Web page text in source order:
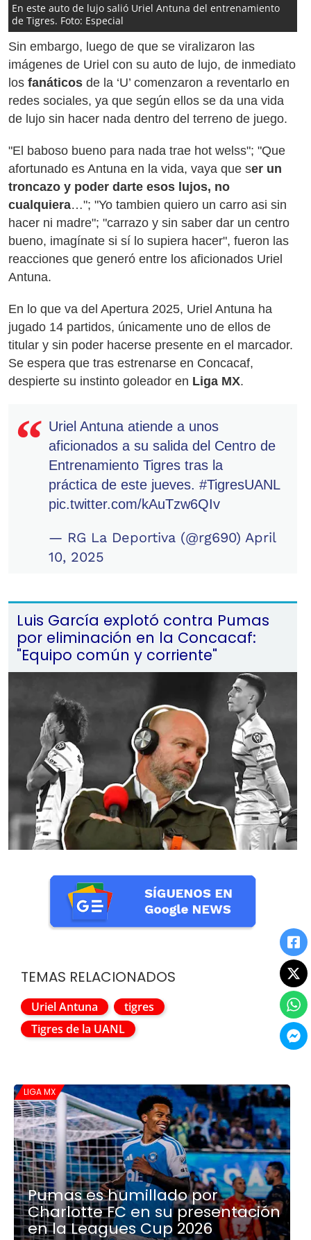
En este auto de lujo salió Uriel Antuna del entrenamiento
de Tigres. Foto: Especial
Sin embargo, luego de que se viralizaron las
imágenes de Uriel con su auto de lujo, de inmediato
los fanáticos de la ‘U’ comenzaron a reventarlo en
redes sociales, ya que según ellos se da una vida
de lujo sin hacer nada dentro del terreno de juego.
"El baboso bueno para nada trae hot welss"; "Que
afortunado es Antuna en la vida, vaya que ser un
troncazo y poder darte esos lujos, no
cualquiera…"; "Yo tambien quiero un carro asi sin
hacer ni madre"; "carrazo y sin saber dar un centro
bueno, imagínate si sí lo supiera hacer", fueron las
reacciones que generó entre los aficionados Uriel
Antuna.
En lo que va del Apertura 2025, Uriel Antuna ha
jugado 14 partidos, únicamente uno de ellos de
titular y sin poder hacerse presente en el marcador.
Se espera que tras estrenarse en Concacaf,
despierte su instinto goleador en Liga MX.
Uriel Antuna atiende a unos
aficionados a su salida del Centro de
Entrenamiento Tigres tras la
práctica de este jueves. #TigresUANL
pic.twitter.com/kAuTzw6QIv
— RG La Deportiva (@rg690) April
10, 2025
Luis García explotó contra Pumas
por eliminación en la Concacaf:
"Equipo común y corriente"
TEMAS RELACIONADOS
Uriel Antuna
tigres
Tigres de la UANL
LIGA MX
Pumas es humillado por
Charlotte FC en su presentación
en la Leagues Cup 2026